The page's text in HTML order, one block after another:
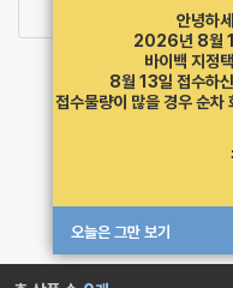
안녕하
2026년 8월
바이백 지정
8월 13일 접수하
접수물량이 많을 경우 순차
오늘은 그만 보기
고객센터 1544-3800
eBook
개
MATOM1